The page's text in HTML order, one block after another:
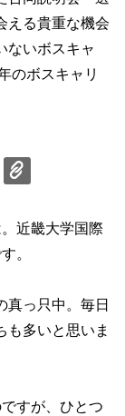
える貴重な機会
ないボスキャ
のボスキャリ
近畿大学国際
。
真っ只中。毎日
も多いと思いま
すが、ひとつ